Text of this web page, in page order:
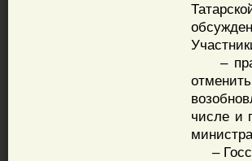
–
числе и
–